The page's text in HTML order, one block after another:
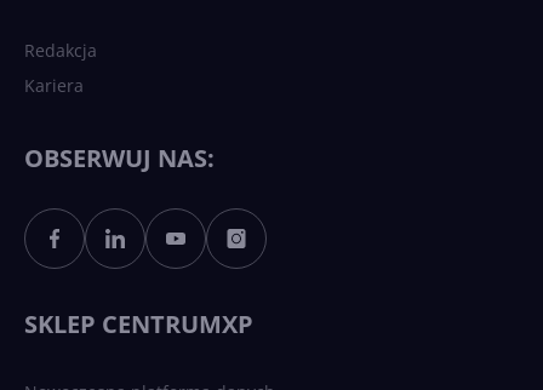
Redakcja
Kariera
OBSERWUJ NAS:
SKLEP CENTRUMXP